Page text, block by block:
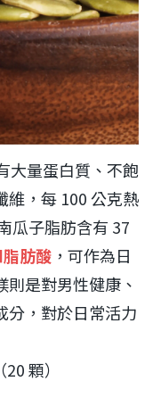
大量蛋白質、不飽
維，每 100 公克熱
瓜子脂肪含有 37
肪酸 ，可作為日
是對男性健康、
分，對於日常活力
顆）